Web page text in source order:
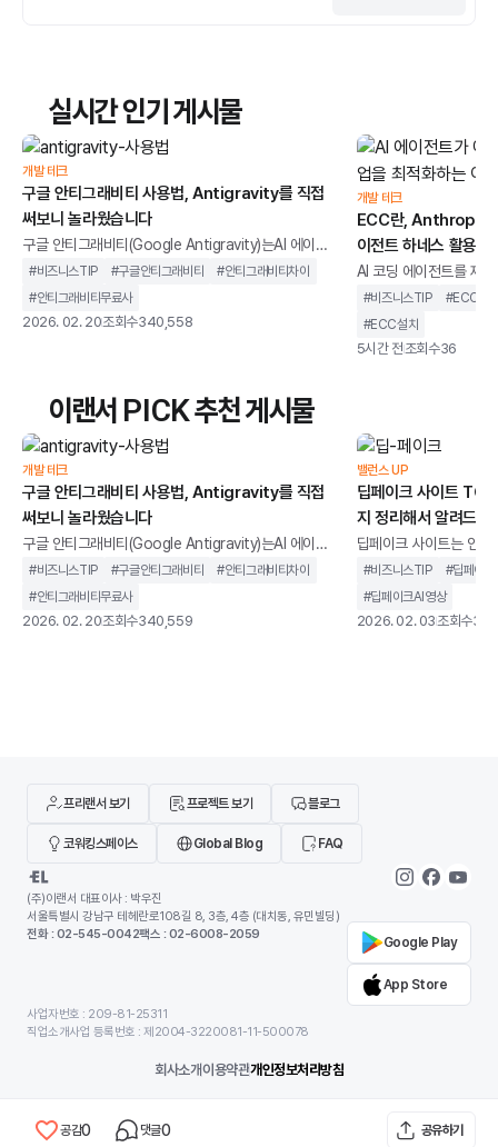
실시간 인기 게시물
개발 테크
구글 안티그래비티 사용법, Antigravity를 직접
써보니 놀라웠습니다
구글 안티그래비티(Google Antigravity)는AI 에이전
트를 중심으로 설계된 통합 개발 환경을 말합니다. 단순
히 코드 자동완성을 제공하는 도구가 아니라,개발 작업
을 계획하고 실행까지 이어가는 구조를 지향합니다.기
되었습니다. 개발자를 돕는 도구를 넘어 개발 과정에 직
접 관여하는 환경에 가깝습니다.이 글에서는 구글 안티
그래비티가 기존 개발 환경과 무엇이 다른지, 어떻게
#비즈니스TIP #구글안티그래비티 #안티그래비티차이
#안티그래비티무료사
2026. 02. 20조회수340,558
개발 테크
ECC란, Anthropic
이전트 하네스 활용법
AI 코딩 에이전트를 제
이전트 하네스를 쉽게
되었습니다. 바로
Code)’입니다
지 않은 사용자도 수준
수 있게 지원합니다.이
이전트 작업 흐름을 정
#비즈니스TIP #ECC호
#ECC설치
5시간 전조회수36
이랜서 PICK 추천 게시물
개발 테크
구글 안티그래비티 사용법, Antigravity를 직접
써보니 놀라웠습니다
구글 안티그래비티(Google Antigravity)는AI 에이전
트를 중심으로 설계된 통합 개발 환경을 말합니다. 단순
히 코드 자동완성을 제공하는 도구가 아니라,개발 작업
을 계획하고 실행까지 이어가는 구조를 지향합니다.기
#비즈니스TIP #구글안티그래비티 #안티그래비티차이
#안티그래비티무료사
2026. 02. 20조회수340,559
밸런스 UP
딥페이크 사이트
지 정리해서 알려드립
딥페이크 사이트는 인
굴이나 음성을 합성하
생성할 수 있는 웹 기반
니다.과거에는 전문 장
#비즈니스TIP #딥페이
#딥페이크AI영상
2026. 02. 03조회수
공감0 댓글0 공유하기
프리랜서 보기 프로젝트 보기 블로그
코워킹스페이스 Global Blog FAQ
(주)이랜서 대표이사 : 박우진
서울특별시 강남구 테헤란로108길 8, 3층, 4층 (대치동, 유민빌딩)
전화 : 02-545-0042팩스 : 02-6008-2059
Google Play
App Store
사업자번호 : 209-81-25311
직업소개사업 등록번호 : 제2004-3220081-11-500078
회사소개이용약관개인정보처리방침